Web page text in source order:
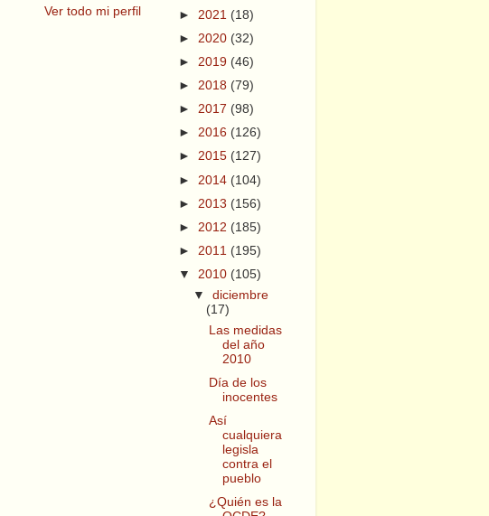
Ver todo mi perfil
► 2021 (18)
► 2020 (32)
► 2019 (46)
► 2018 (79)
► 2017 (98)
► 2016 (126)
► 2015 (127)
► 2014 (104)
► 2013 (156)
► 2012 (185)
► 2011 (195)
▼ 2010 (105)
▼diciembre
(17)
Las medidas
del año
2010
Día de los
inocentes
Así
cualquiera
legisla
contra el
pueblo
¿Quién es la